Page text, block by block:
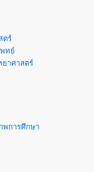
ตร์
ทย์
าศาสตร์
พการศึกษา